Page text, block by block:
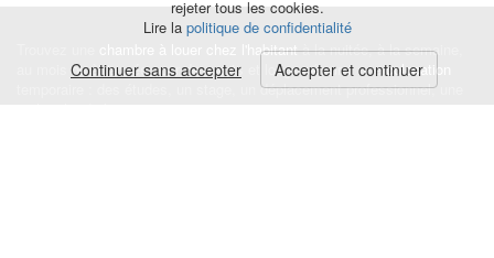
chambre à louer chez l'habitantà la nuitée, à la semaine,
au mois ou à l'année pour de courts et longs séjours, unecolocation
temporaire : des études, un stage, un déplacement professionnel, une
rejeter tous les cookies.
Lire la politique de confidentialité
Continuer sans accepter Accepter et continuer